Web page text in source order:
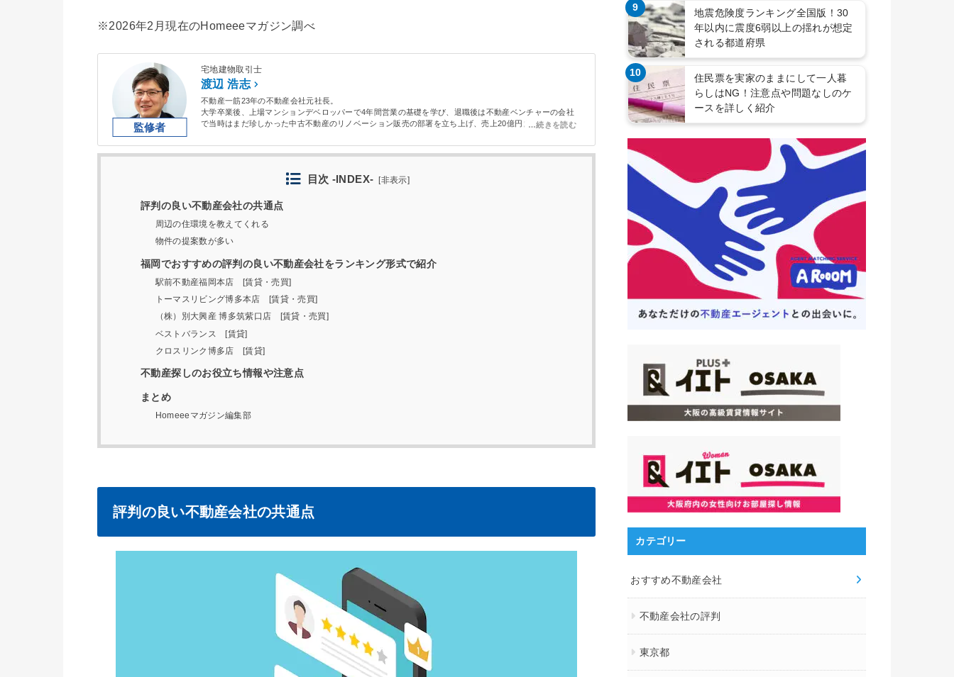
※2026年2月現在のHomeeeマガジン調べ
宅地建物取引士
渡辺 浩志
不動産一筋23年の不動産会社元社長。
大学卒業後、上場マンションデベロッパーで4年間営業の基礎を学び、退職後は不動産ベンチャーの会社
で当時はまだ珍しかった中古不動産のリノベーション販売の部署を立ち上げ、売上20億円までに成長させ
現在は従業員300人の総合建築企業の不動産部門で若手社員の教育と、今までの人脈を生かし不動産仲介
と土地・戸建の仕入業務をしています。
目次 -INDEX- [非表示]
評判の良い不動産会社の共通点
周辺の住環境を教えてくれる
物件の提案数が多い
福岡でおすすめの評判の良い不動産会社をランキング形式で紹介
駅前不動産福岡本店 [賃貸・売買]
トーマスリビング博多本店 [賃貸・売買]
（株）別大興産 博多筑紫口店 [賃貸・売買]
ベストバランス [賃貸]
クロスリンク博多店 [賃貸]
不動産探しのお役立ち情報や注意点
まとめ
Homeeeマガジン編集部
評判の良い不動産会社の共通点
9
地震危険度ランキング全国版！30
年以内に震度6弱以上の揺れが想定
される都道府県
10
住民票を実家のままにして一人暮
らしはNG！注意点や問題なしのケ
ースを詳しく紹介
カテゴリー
おすすめ不動産会社
不動産会社の評判
東京都